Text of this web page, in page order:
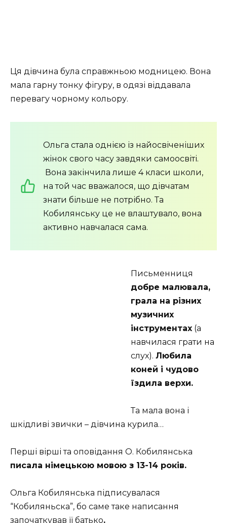
Ця дівчина була справжньою модницею. Вона
мала гарну тонку фігуру, в одязі віддавала
перевагу чорному кольору.
Ольга стала однією із найосвіченіших
жінок свого часу завдяки самоосвіті.
Вона закінчила лише 4 класи школи,
на той час вважалося, що дівчатам
знати більше не потрібно. Та
Кобилянську це не влаштувало, вона
активно навчалася сама.
Письменниця
добре малювала,
грала на різних
музичних
інструментах (а
навчилася грати на
слух). Любила
коней і чудово
їздила верхи.
Та мала вона і
шкідливі звички – дівчина курила…
Перші вірші та оповідання О. Кобилянська
писала німецькою мовою з 13-14 років.
Ольга Кобилянська підписувалася
“Кобиляньска”, бо саме таке написання
започаткував її батько.